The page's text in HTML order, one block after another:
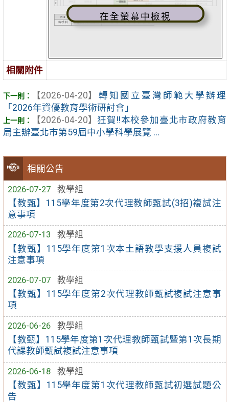
相關公告
2026-07-27
教學組
【教甄】115學年度第2次代理教師甄試(3招)複試注
意事項
2026-07-13
教學組
【教甄】115學年度第1次本土語教學支援人員複試
注意事項
2026-07-07
教學組
【教甄】115學年度第2次代理教師甄試複試注意事
項
2026-06-26
教學組
【教甄】115學年度第1次代理教師甄試暨第1次長期
代課教師甄試複試注意事項
2026-06-18
教學組
【教甄】115學年度第1次代理教師甄試初選試題公
告
在全螢幕中檢視
相關附件
【2026-04-20】
轉知國立臺灣師範大學辦理
「2026年資優教育學術研討會」
【2026-04-20】 狂賀!!本校參加臺北市政府教育
局主辦臺北市第59屆中小學科學展覽 ...